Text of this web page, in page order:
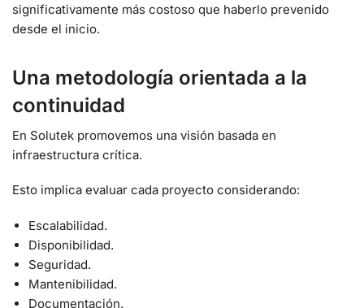
significativamente más costoso que haberlo prevenido
desde el inicio.
Una metodología orientada a la
continuidad
En Solutek promovemos una visión basada en
infraestructura crítica.
Esto implica evaluar cada proyecto considerando:
Escalabilidad.
Disponibilidad.
Seguridad.
Mantenibilidad.
Documentación.